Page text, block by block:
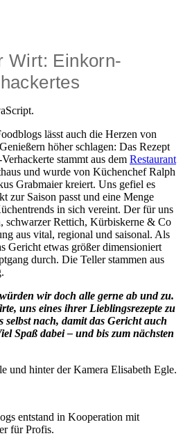
Wirt: Einkorn-
lässt auch die Herzen von
höher schlagen: Das Rezept
stammt aus dem Restaurant
und wurde von Küchenchef Ralph
Grabmaier kreiert. Uns gefiel es
zur Saison passt und eine Menge
in sich vereint. Der für uns
schwarzer Rettich, Kürbiskerne & Co
aus vital, regional und saisonal. Als
Gericht etwas größer dimensioniert
durch. Die Teller stammen aus
wir doch alle gerne ab und zu.
uns eines ihrer Lieblingsrezepte zu
selbst nach, damit das Gericht auch
Spaß dabei – und bis zum nächsten
und hinter der Kamera Elisabeth Egle.
entstand in Kooperation mit
für Profis.